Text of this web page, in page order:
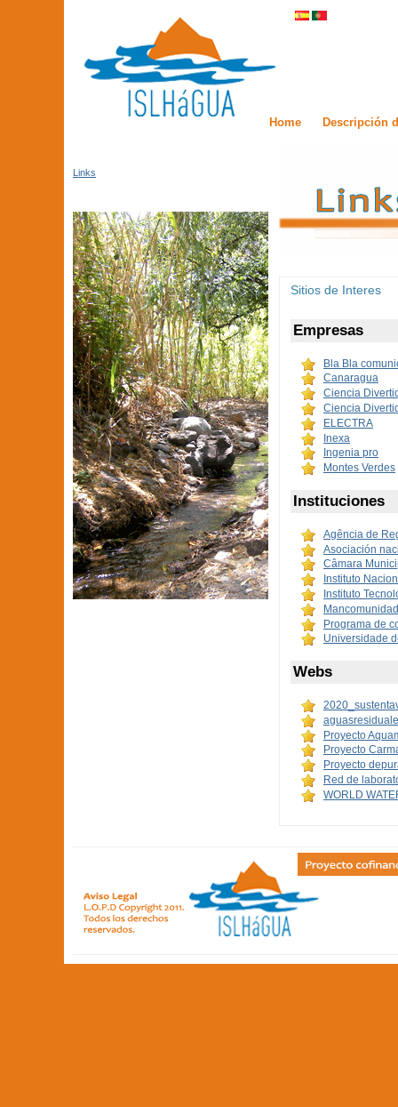
Home Descripción
Links
Sitios de Interes
Empresas
Bla Bla
Canaragua
Ciencia
Ciencia
ELECTRA
Inexa
Ingenia pro
Montes Verdes
Instituciones
Agência de
Asociación
Câmara
Instituto
Instituto
Programa de
Universidade
Webs
Proyecto
Proyecto
Proyecto
Red de
WORLD